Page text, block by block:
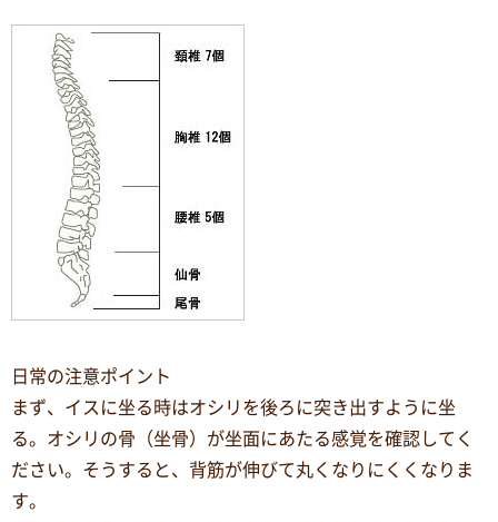
日常の注意ポイント
まず、イスに坐る時はオシリを後ろに突き出すように坐
る。オシリの骨（坐骨）が坐面にあたる感覚を確認してく
ださい。そうすると、背筋が伸びて丸くなりにくくなりま
す。